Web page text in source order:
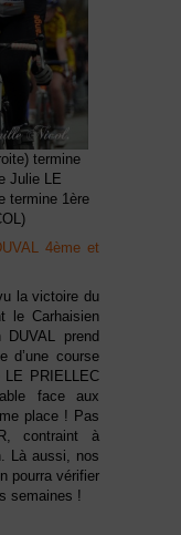
termine
Julie LE
termine 1ère
4ème et
la victoire du
le Carhaisien
DUVAL prend
d’une course
LE PRIELLEC
face aux
place ! Pas
contraint à
Là aussi, nos
pourra vérifier
semaines !